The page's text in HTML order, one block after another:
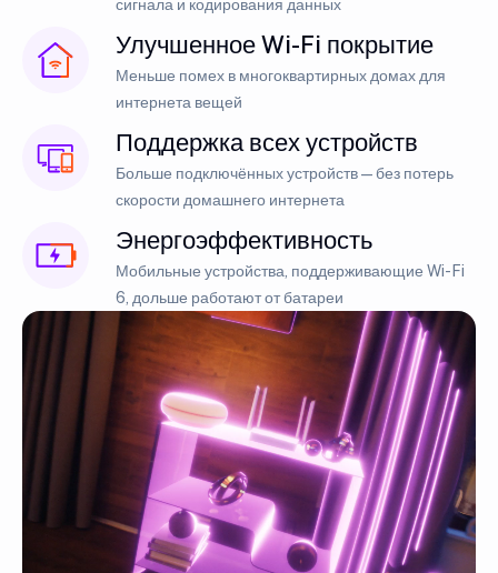
сигнала и кодирования данных
Улучшенное Wi-Fi покрытие
Меньше помех в многоквартирных домах для
интернета вещей
Поддержка всех устройств
Больше подключённых устройств — без потерь
скорости домашнего интернета
Энергоэффективность
Мобильные устройства, поддерживающие Wi-Fi
6, дольше работают от батареи